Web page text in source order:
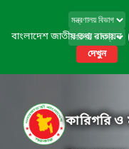
বাংলাদেশ জাতীয় তথ্য বাতায়ন
দেখুন
কারিগরি ও